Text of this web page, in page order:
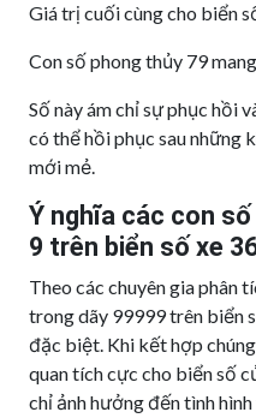
Giá trị cuối cùng cho biển
Con số phong thủy 79
Số này ám chỉ sự phục hồi
có thể hồi phục sau những
mới mẻ.
Ý nghĩa các con số
9 trên biển số xe
Theo các chuyên gia phân
trong dãy 99999 trên biển
đặc biệt. Khi kết hợp
quan tích cực cho biển số
chỉ ảnh hưởng đến tình